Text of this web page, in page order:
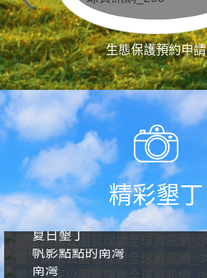
生態保護預約申請
精彩墾丁
夏日墾丁
帆影點點的南灣
南灣